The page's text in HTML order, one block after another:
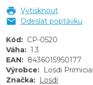
Vytisknout
Odeslat poptávku
Kód: CP-0520
Váha: 1.3
EAN: 8436015950177
Výrobce: Losdi
Značka: Losdi